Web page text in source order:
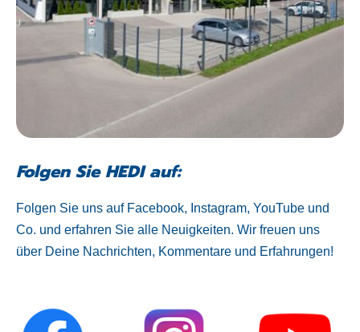
Folgen Sie HEDI auf:
Folgen Sie uns auf Facebook, Instagram, YouTube und
Co. und erfahren Sie alle Neuigkeiten. Wir freuen uns
über Deine Nachrichten, Kommentare und Erfahrungen!